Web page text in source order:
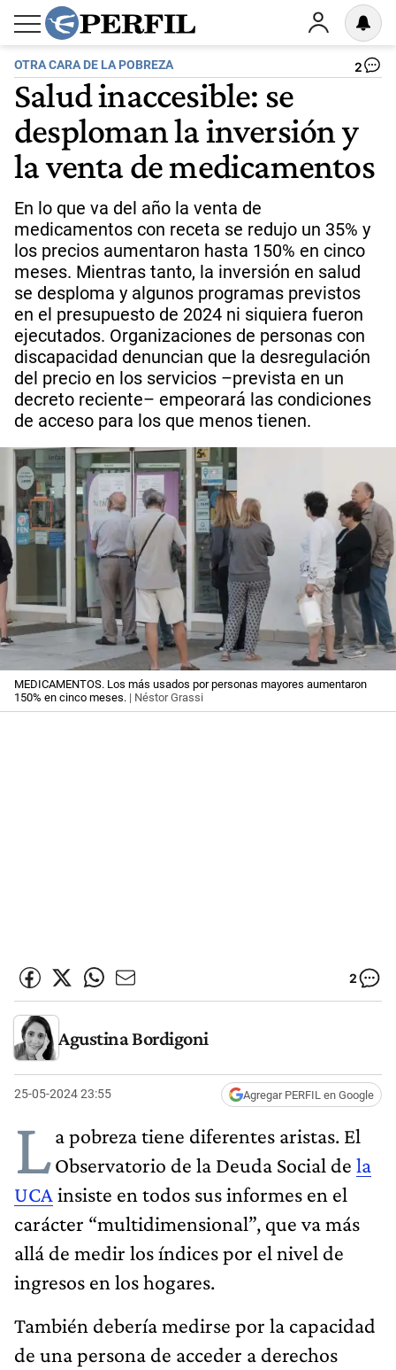
OTRA CARA DE LA POBREZA 2
Salud inaccesible: se
desploman la inversión y
la venta de medicamentos
En lo que va del año la venta de
medicamentos con receta se redujo un 35% y
los precios aumentaron hasta 150% en cinco
meses. Mientras tanto, la inversión en salud
se desploma y algunos programas previstos
en el presupuesto de 2024 ni siquiera fueron
ejecutados. Organizaciones de personas con
discapacidad denuncian que la desregulación
del precio en los servicios –prevista en un
decreto reciente– empeorará las condiciones
de acceso para los que menos tienen.
MEDICAMENTOS. Los más usados por personas mayores aumentaron
150% en cinco meses. | Néstor Grassi
2
Agustina Bordigoni
25-05-2024 23:55 Agregar PERFIL en Google
La pobreza tiene diferentes aristas. El
Observatorio de la Deuda Social de la
UCA insiste en todos sus informes en el
carácter “multidimensional”, que va más
allá de medir los índices por el nivel de
ingresos en los hogares.
También debería medirse por la capacidad
de una persona de acceder a derechos